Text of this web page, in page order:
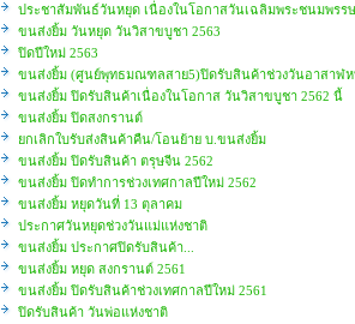
ประชาสัมพันธ์วันหยุด เนื่องในโอกาสวันเฉลิมพระชนมพรร
ขนส่งยิ้ม วันหยุด วันวิสาขบูชา 2563
ปิดปีใหม่ 2563
ขนส่งยิ้ม (ศูนย์พุทธมณฑลสาย5)ปิดรับสินค้าช่วงวันอาสาฬห
ขนส่งยิ้ม ปิดรับสินค้าเนื่องในโอกาส วันวิสาขบูชา 2562 นี้
ขนส่งยิ้ม ปิดสงกรานต์
ยกเลิกใบรับส่งสินค้าคืน/โอนย้าย บ.ขนส่งยิ้ม
ขนส่งยิ้ม ปิดรับสินค้า ตรุษจีน 2562
ขนส่งยิ้ม ปิดทำการช่วงเทศกาลปีใหม่ 2562
ขนส่งยิ้ม หยุดวันที่ 13 ตุลาคม
ประกาศวันหยุดช่วงวันแม่แห่งชาติ
ขนส่งยิ้ม ประกาศปิดรับสินค้า...
ขนส่งยิ้ม หยุด สงกรานต์ 2561
ขนส่งยิ้ม ปิดรับสินค้าช่วงเทศกาลปีใหม่ 2561
ปิดรับสินค้า วันพ่อแห่งชาติ